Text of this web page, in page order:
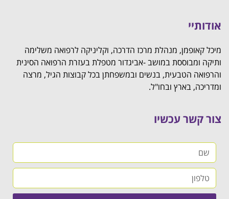
אודותיי
מיכל קאופמן, מנהלת מרכז הדרכה, וקליניקה לרפואה משלימה
ותיקה ומבוססת במושב -אביגדור מטפלת בעזרת הרפואה הסינית
והרפואה הטבעית, בנשים ובמשפחתן בכל קבוצות הגיל, מרצה
ומדריכה, בארץ ובחו"ל.
צור קשר עכשיו